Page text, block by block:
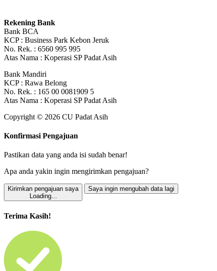
Rekening Bank
Bank BCA
KCP : Business Park Kebon Jeruk
No. Rek. : 6560 995 995
Atas Nama : Koperasi SP Padat Asih
Bank Mandiri
KCP : Rawa Belong
No. Rek. : 165 00 0081909 5
Atas Nama : Koperasi SP Padat Asih
Copyright © 2026 CU Padat Asih
Konfirmasi Pengajuan
Pastikan data yang anda isi sudah benar!
Apa anda yakin ingin mengirimkan pengajuan?
Kirimkan pengajuan saya
Loading...
Saya ingin mengubah data lagi
Terima Kasih!